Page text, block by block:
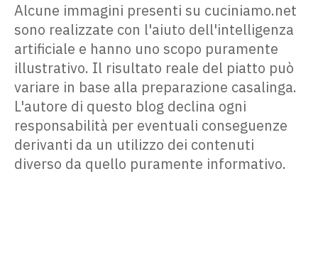
Alcune immagini presenti su cuciniamo.net
sono realizzate con l'aiuto dell'intelligenza
artificiale e hanno uno scopo puramente
illustrativo. Il risultato reale del piatto può
variare in base alla preparazione casalinga.
L'autore di questo blog declina ogni
responsabilità per eventuali conseguenze
derivanti da un utilizzo dei contenuti
diverso da quello puramente informativo.